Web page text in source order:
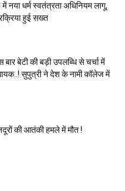
नया धर्म स्वतंत्रता अधिनियम लागू,
हुई सख्त
बार बेटी की बड़ी उपलब्धि से चर्चा में
सुपुत्री ने देश के नामी कॉलेज में
की आतंकी हमले में मौत !